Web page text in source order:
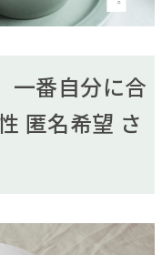
一番自分に合
匿名希望 さ